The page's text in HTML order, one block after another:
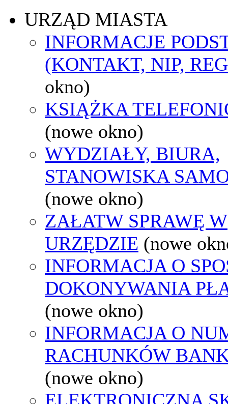
URZĄD MIASTA
INFORMACJE
(KONTAKT, NIP,
okno)
KSIĄŻKA
(nowe okno)
WYDZIAŁY, BIURA,
STANOWISKA
(nowe okno)
ZAŁATW SPRAWĘ W
URZĘDZIE (nowe
INFORMACJA O
DOKONYWANIA
(nowe okno)
INFORMACJA O
RACHUNKÓW
(nowe okno)